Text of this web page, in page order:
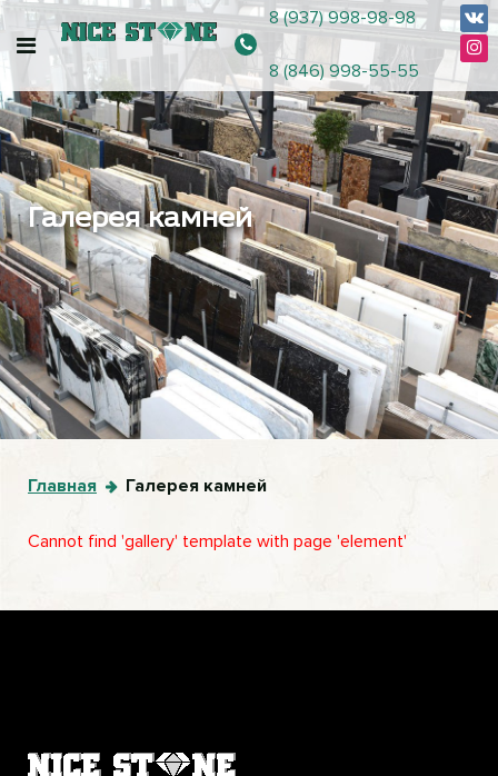
8 (937) 998-98-98
8 (846) 998-55-55
Галерея камней
Главная Галерея камней
Cannot find 'gallery' template with page 'element'